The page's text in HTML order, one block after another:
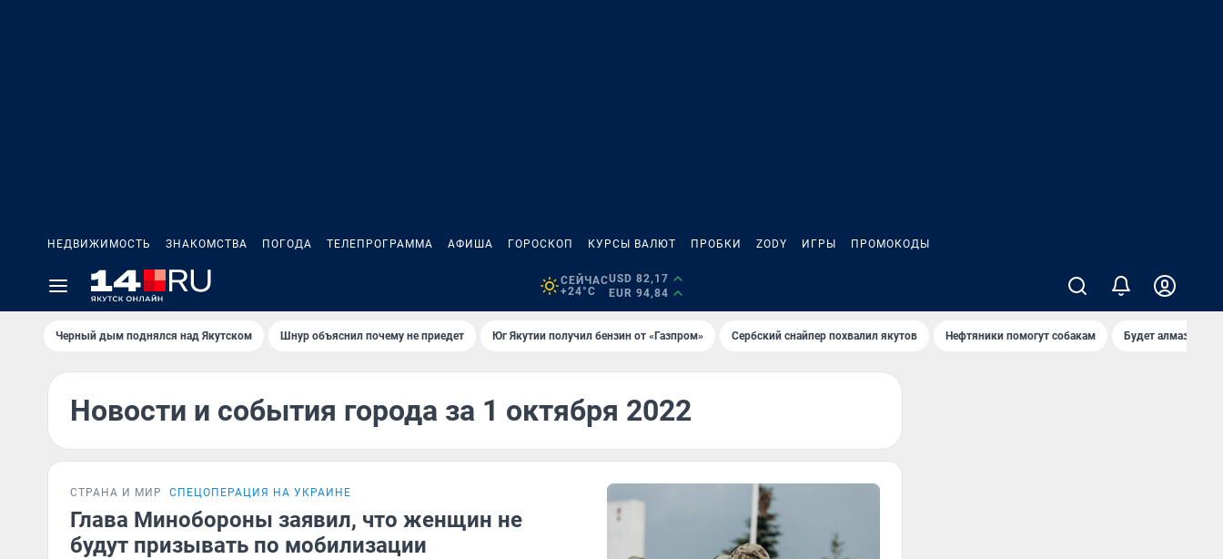
НЕДВИЖИМОСТЬ ЗНАКОМСТВА ПОГОДА ТЕЛЕПРОГРАММА АФИША ГОРОСКОП КУРСЫ ВАЛЮТ ПРОБКИ ZODY ИГРЫ ПРОМОКОДЫ
СЕЙЧАС
+24°C
USD 82,17
EUR 94,84
Черный дым поднялся над Якутском Шнур объяснил почему не приедет Юг Якутии получил бензин от «Газпром» Сербский снайпер похвалил якутов Нефтяники помогут собакам Будет алмазный
Новости и события города за 1 октября 2022
СТРАНА И МИР СПЕЦОПЕРАЦИЯ НА УКРАИНЕ
Глава Минобороны заявил, что женщин не
будут призывать по мобилизации